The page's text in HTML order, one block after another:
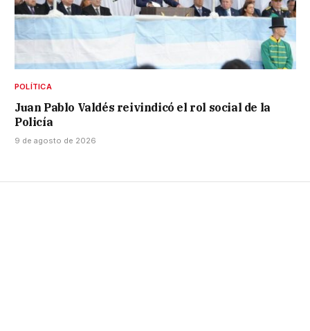
POLÍTICA
Juan Pablo Valdés reivindicó el rol social de la
Policía
9 de agosto de 2026